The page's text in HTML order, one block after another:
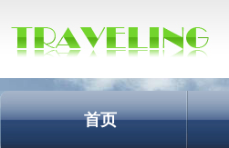
首页